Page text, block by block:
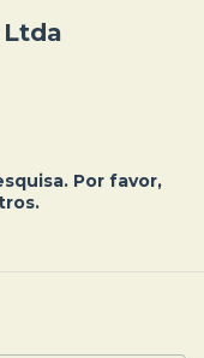
Ltda
Por favor,